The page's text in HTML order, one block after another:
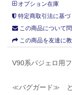
オプション在庫
特定商取引法に基
この商品について
この商品を友達に
V90系パジェロ用
≪バグガード≫